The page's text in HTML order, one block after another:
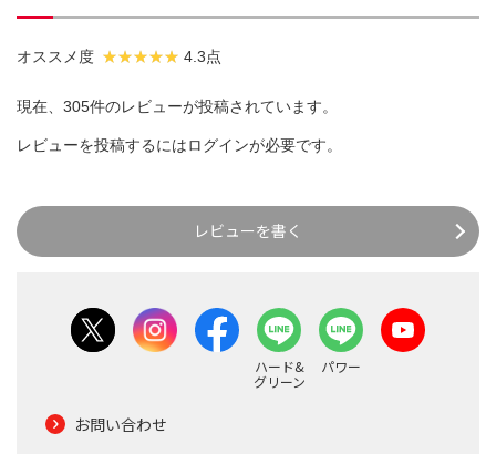
オススメ度 4.3点
現在、305件のレビューが投稿されています。
レビューを投稿するにはログインが必要です。
レビューを書く
ハード&
グリーン
パワー
お問い合わせ